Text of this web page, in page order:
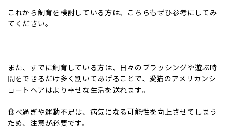
これから飼育を検討している方は、こちらもぜひ参考にしてみ
てください。
また、すでに飼育している方は、日々のブラッシングや遊ぶ時
間をできるだけ多く割いてあげることで、愛猫のアメリカンシ
ョートヘアはより幸せな生活を送れます。
食べ過ぎや運動不足は、病気になる可能性を向上させてしまう
ため、注意が必要です。